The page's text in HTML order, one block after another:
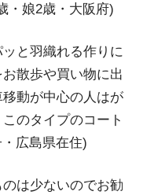
・娘2歳・大阪府)
と羽織れる作りに
散歩や買い物に出
動が中心の人はが
のタイプのコート
広島県在住)
は少ないのでお勧